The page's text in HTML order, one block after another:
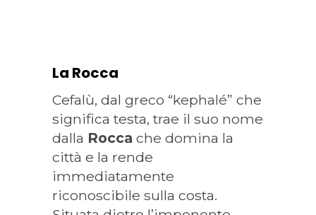
La Rocca
Cefalù, dal greco “kephalé” che
significa testa, trae il suo nome
dalla Rocca che domina la
città e la rende
immediatamente
riconoscibile sulla costa.